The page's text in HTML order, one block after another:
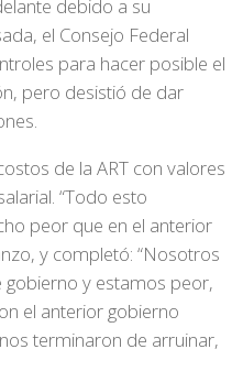
debido a su
el Consejo Federal
para hacer posible el
pero desistió de dar
de la ART con valores
“Todo esto
peor que en el anterior
y completó: “Nosotros
y estamos peor,
el anterior gobierno
terminaron de arruinar,